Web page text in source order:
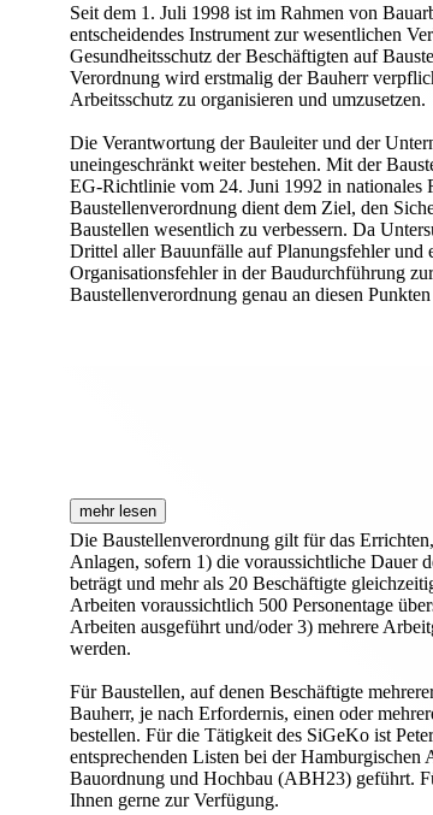
Seit dem 1. Juli 1998 ist im Rahmen von
entscheidendes Instrument zur wesentlichen
Gesundheitsschutz der Beschäftigten auf
Verordnung wird erstmalig der Bauherr
Arbeitsschutz zu organisieren und umzusetzen.
Die Verantwortung der Bauleiter und der
uneingeschränkt weiter bestehen. Mit der
EG-Richtlinie vom 24. Juni 1992 in nationales
Baustellenverordnung dient dem Ziel, den
Baustellen wesentlich zu verbessern. Da
Drittel aller Bauunfälle auf Planungsfehler und
Organisationsfehler in der Baudurchführung
Baustellenverordnung genau an diesen Punkten
mehr lesen
Die Baustellenverordnung gilt für das
Anlagen, sofern 1) die voraussichtliche Dauer
beträgt und mehr als 20 Beschäftigte
Arbeiten voraussichtlich 500 Personentage
Arbeiten ausgeführt und/oder 3) mehrere
werden.
Für Baustellen, auf denen Beschäftigte
Bauherr, je nach Erfordernis, einen oder
bestellen. Für die Tätigkeit des SiGeKo ist
entsprechenden Listen bei der
Bauordnung und Hochbau (ABH23) geführt.
Ihnen gerne zur Verfügung.